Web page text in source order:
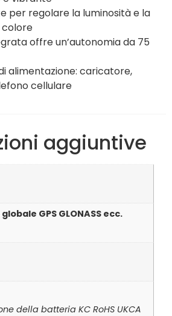
per regolare la luminosità e la
offre un’autonomia da 75
alimentazione: caricatore,
cellulare
aggiuntive
GPS GLONASS ecc.
della batteria KC RoHS UKCA